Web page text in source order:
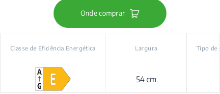
página.
Onde comprar
Classe de Eficiência Energética Largura
54 cm
Tipo de